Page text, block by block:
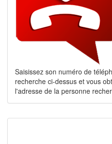
Saisissez son numéro de
recherche ci-dessus et vous
l'adresse de la personne